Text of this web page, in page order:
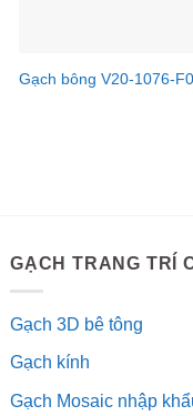
Gạch bông V20-1076-
GẠCH TRANG TRÍ
Gạch 3D bê tông
Gạch kính
Gạch Mosaic nhập